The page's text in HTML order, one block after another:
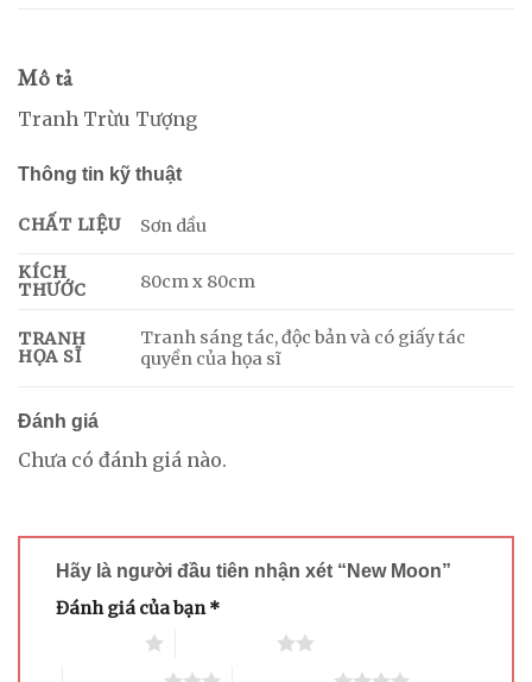
Mô tả
Tranh Trừu Tượng
Thông tin kỹ thuật
CHẤT LIỆU Sơn dầu
KÍCH
THƯỚC
80cm x 80cm
TRANH
HỌA SĨ
Tranh sáng tác, độc bản và có giấy tác
quyền của họa sĩ
Đánh giá
Chưa có đánh giá nào.
Hãy là người đầu tiên nhận xét “New Moon”
Đánh giá của bạn*